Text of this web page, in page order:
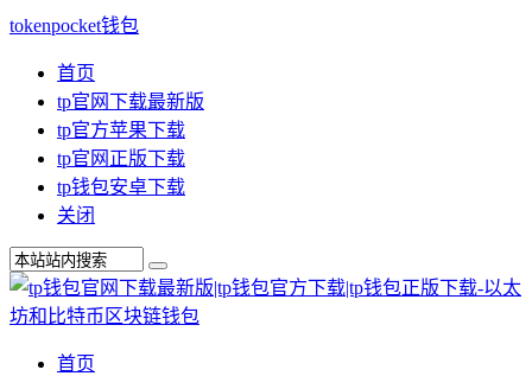
tokenpocket钱包
首页
tp官网下载最新版
tp官方苹果下载
tp官网正版下载
tp钱包安卓下载
关闭
首页